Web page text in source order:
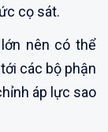
cọ sát.
nên có thể
các bộ phận
áp lực sao